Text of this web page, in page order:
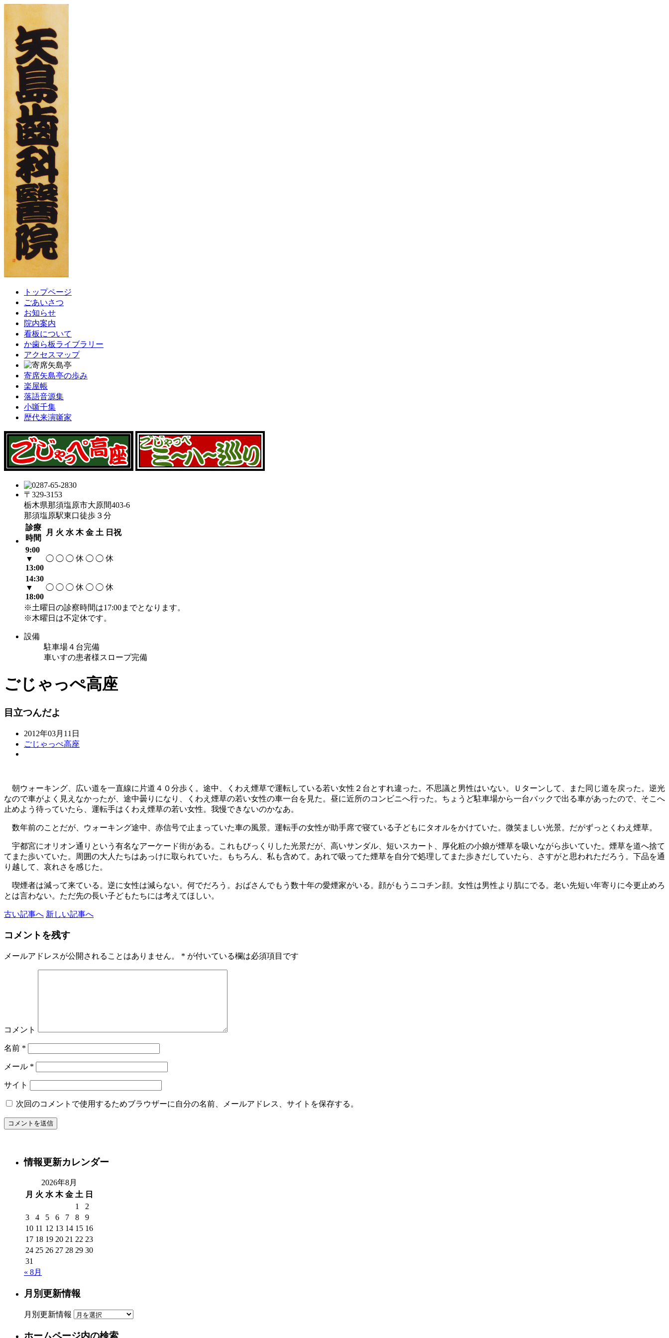
トップページ
ごあいさつ
お知らせ
院内案内
看板について
か歯ら板ライブラリー
アクセスマップ
寄席矢島亭の歩み
楽屋帳
落語音源集
小噺千集
歴代来演噺家
〒329-3153
栃木県那須塩原市大原間403-6
那須塩原駅東口徒歩３分
診療
時間
月 火 水 木 金 土 日祝
9:00
▼
13:00
◯ ◯ ◯ 休 ◯ ◯ 休
14:30
▼
18:00
◯ ◯ ◯ 休 ◯ ◯ 休
※土曜日の診察時間は17:00までとなります。
※木曜日は不定休です。
設備
駐車場４台完備
車いすの患者様スロープ完備
ごじゃっぺ高座
目立つんだよ
2012年03月11日
ごじゃっぺ高座
朝ウォーキング、広い道を一直線に片道４０分歩く。途中、くわえ煙草で運転している若い女性２台とすれ違った。不思議と男性はいない。Ｕターンして、また同じ道を戻った。逆光
なので車がよく見えなかったが、途中曇りになり、くわえ煙草の若い女性の車一台を見た。昼に近所のコンビニへ行った。ちょうど駐車場から一台バックで出る車があったので、そこへ
止めよう待っていたら、運転手はくわえ煙草の若い女性。我慢できないのかなあ。
数年前のことだが、ウォーキング途中、赤信号で止まっていた車の風景。運転手の女性が助手席で寝ている子どもにタオルをかけていた。微笑ましい光景。だがずっとくわえ煙草。
宇都宮にオリオン通りという有名なアーケード街がある。これもびっくりした光景だが、高いサンダル、短いスカート、厚化粧の小娘が煙草を吸いながら歩いていた。煙草を道へ捨て
てまた歩いていた。周囲の大人たちはあっけに取られていた。もちろん、私も含めて。あれで吸ってた煙草を自分で処理してまた歩きだしていたら、さすがと思われただろう。下品を通
り越して、哀れさを感じた。
喫煙者は減って来ている。逆に女性は減らない。何でだろう。おばさんでもう数十年の愛煙家がいる。顔がもうニコチン顔。女性は男性より肌にでる。老い先短い年寄りに今更止めろ
とは言わない。ただ先の長い子どもたちには考えてほしい。
古い記事へ 新しい記事へ
コメントを残す
メールアドレスが公開されることはありません。 * が付いている欄は必須項目です
コメント
名前 *
メール *
サイト
次回のコメントで使用するためブラウザーに自分の名前、メールアドレス、サイトを保存する。
情報更新カレンダー
2026年8月
月 火 水 木 金 土 日
1
2
3
4 5 6 7 8
9
10 11 12 13 14 15 16
17 18 19 20 21 22 23
24 25 26 27 28 29 30
31
« 8月
月別更新情報
月別更新情報
ホームページ内の検索